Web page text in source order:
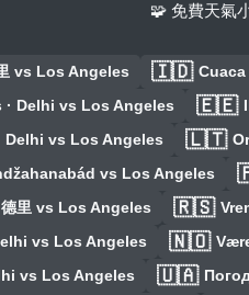
🧩 免費天氣
vs Los Angeles 🇮🇩 Cuaca
· Delhi vs Los Angeles 🇪🇪
Delhi vs Los Angeles 🇱🇹
vs Los Angeles
德里 vs Los Angeles 🇷🇸
vs Los Angeles 🇳🇴
vs Los Angeles 🇺🇦